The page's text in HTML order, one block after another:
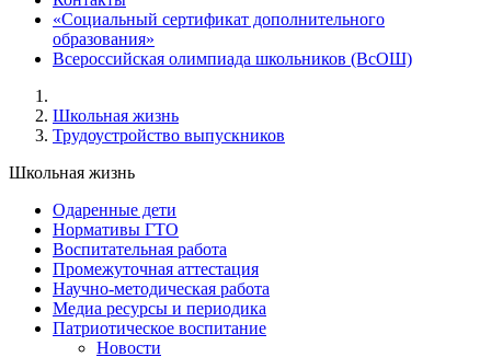
«Социальный сертификат дополнительного
образования»
Всероссийская олимпиада школьников (ВсОШ)
Школьная жизнь
Трудоустройство выпускников
Школьная жизнь
Одаренные дети
Нормативы ГТО
Воспитательная работа
Промежуточная аттестация
Научно-методическая работа
Медиа ресурсы и периодика
Патриотическое воспитание
Новости